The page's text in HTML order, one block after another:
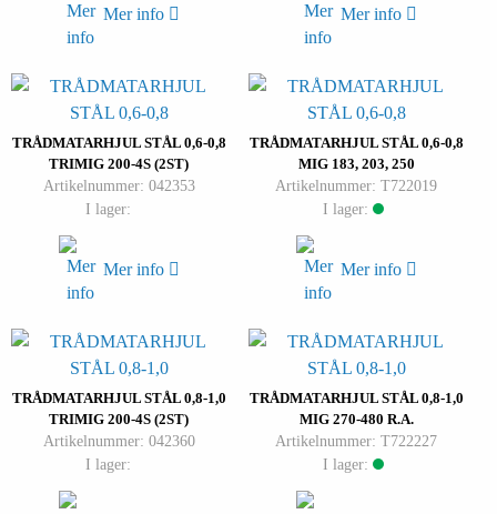
Mer info Mer info
TRÅDMATARHJUL STÅL 0,6-0,8
TRIMIG 200-4S (2ST)
Artikelnummer: 042353
I lager:
Mer info
TRÅDMATARHJUL STÅL 0,6-0,8
MIG 183, 203, 250
Artikelnummer: T722019
I lager:
Mer info
TRÅDMATARHJUL STÅL 0,8-1,0
TRIMIG 200-4S (2ST)
Artikelnummer: 042360
I lager:
TRÅDMATARHJUL STÅL 0,8-1,0
MIG 270-480 R.A.
Artikelnummer: T722227
I lager: